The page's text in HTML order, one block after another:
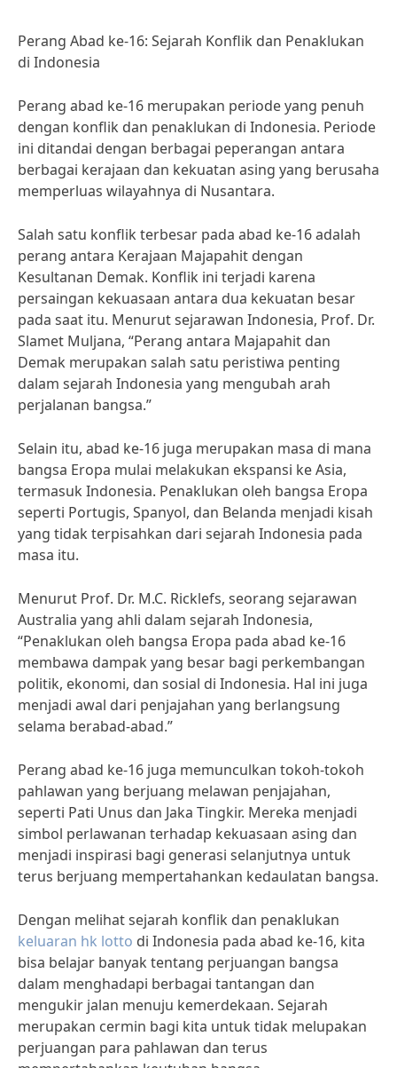
Perang Abad ke-16: Sejarah Konflik dan Penaklukan
di Indonesia
Perang abad ke-16 merupakan periode yang penuh
dengan konflik dan penaklukan di Indonesia. Periode
ini ditandai dengan berbagai peperangan antara
berbagai kerajaan dan kekuatan asing yang berusaha
memperluas wilayahnya di Nusantara.
Salah satu konflik terbesar pada abad ke-16 adalah
perang antara Kerajaan Majapahit dengan
Kesultanan Demak. Konflik ini terjadi karena
persaingan kekuasaan antara dua kekuatan besar
pada saat itu. Menurut sejarawan Indonesia, Prof. Dr.
Slamet Muljana, “Perang antara Majapahit dan
Demak merupakan salah satu peristiwa penting
dalam sejarah Indonesia yang mengubah arah
perjalanan bangsa.”
Selain itu, abad ke-16 juga merupakan masa di mana
bangsa Eropa mulai melakukan ekspansi ke Asia,
termasuk Indonesia. Penaklukan oleh bangsa Eropa
seperti Portugis, Spanyol, dan Belanda menjadi kisah
yang tidak terpisahkan dari sejarah Indonesia pada
masa itu.
Menurut Prof. Dr. M.C. Ricklefs, seorang sejarawan
Australia yang ahli dalam sejarah Indonesia,
“Penaklukan oleh bangsa Eropa pada abad ke-16
membawa dampak yang besar bagi perkembangan
politik, ekonomi, dan sosial di Indonesia. Hal ini juga
menjadi awal dari penjajahan yang berlangsung
selama berabad-abad.”
Perang abad ke-16 juga memunculkan tokoh-tokoh
pahlawan yang berjuang melawan penjajahan,
seperti Pati Unus dan Jaka Tingkir. Mereka menjadi
simbol perlawanan terhadap kekuasaan asing dan
menjadi inspirasi bagi generasi selanjutnya untuk
terus berjuang mempertahankan kedaulatan bangsa.
Dengan melihat sejarah konflik dan penaklukan
keluaran hk lotto di Indonesia pada abad ke-16, kita
bisa belajar banyak tentang perjuangan bangsa
dalam menghadapi berbagai tantangan dan
mengukir jalan menuju kemerdekaan. Sejarah
merupakan cermin bagi kita untuk tidak melupakan
perjuangan para pahlawan dan terus